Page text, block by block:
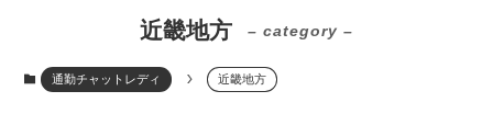
近畿地方 – category –
通勤チャットレディ 近畿地方